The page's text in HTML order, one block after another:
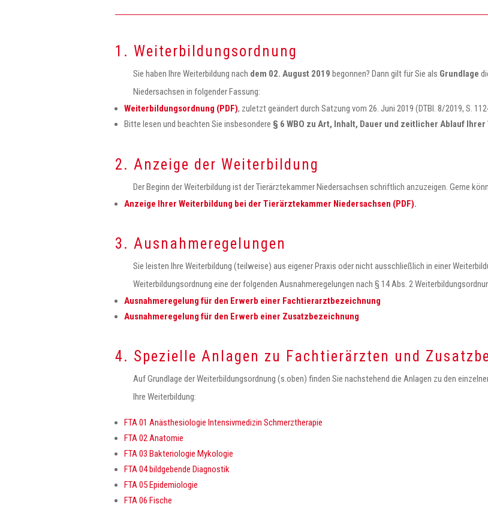
1. Weiterbildungsordnung
Sie haben Ihre Weiterbildung nach dem 02. August 2019 begonnen? Dann gilt für Sie als Grundlage
Niedersachsen in folgender Fassung:
Weiterbildungsordnung (PDF), zuletzt geändert durch Satzung vom 26. Juni 2019 (DTBl. 8/2019, S.
Bitte lesen und beachten Sie insbesondere § 6 WBO zu Art, Inhalt, Dauer und zeitlicher Ablauf
2. Anzeige der Weiterbildung
Der Beginn der Weiterbildung ist der Tierärztekammer Niedersachsen schriftlich anzuzeigen. Gerne
Anzeige Ihrer Weiterbildung bei der Tierärztekammer Niedersachsen (PDF).
3. Ausnahmeregelungen
Sie leisten Ihre Weiterbildung (teilweise) aus eigener Praxis oder nicht ausschließlich in einer
Weiterbildungsordnung eine der folgenden Ausnahmeregelungen nach § 14 Abs. 2
Ausnahmeregelung für den Erwerb einer Fachtierarztbezeichnung
Ausnahmeregelung für den Erwerb einer Zusatzbezeichnung
4. Spezielle Anlagen zu Fachtierärzten und
Auf Grundlage der Weiterbildungsordnung (s.oben) finden Sie nachstehend die Anlagen zu den
Ihre Weiterbildung:
FTA 01 Anästhesiologie Intensivmedizin Schmerztherapie
FTA 02 Anatomie
FTA 03 Bakteriologie Mykologie
FTA 04 bildgebende Diagnostik
FTA 05 Epidemiologie
FTA 06 Fische